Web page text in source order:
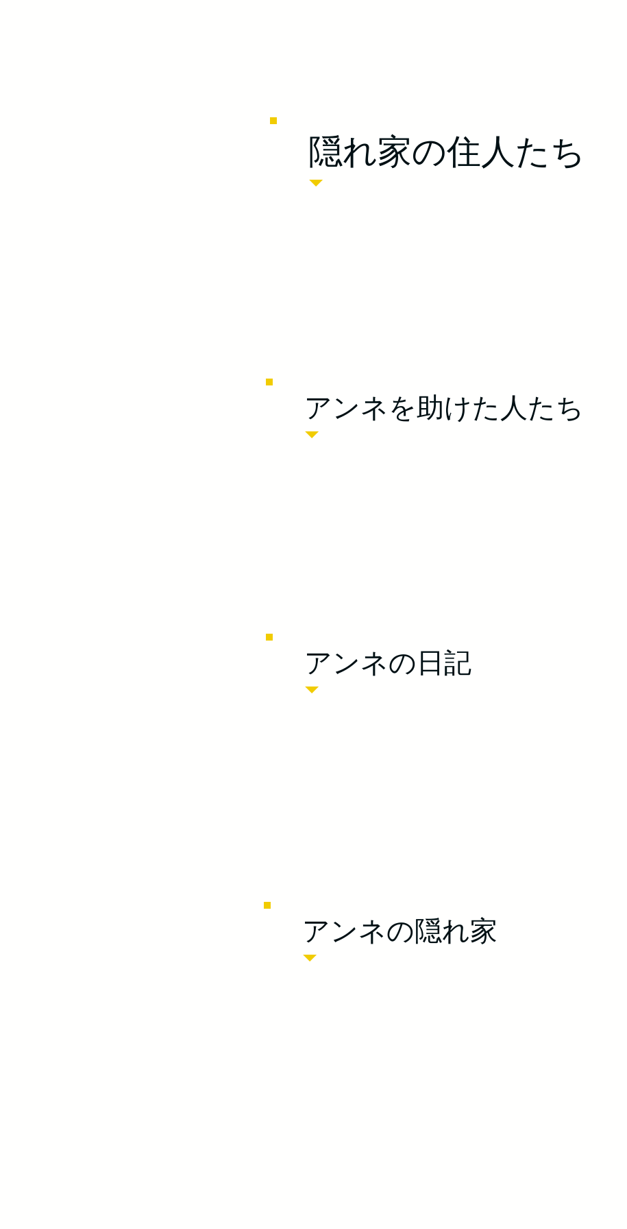
​隠れ家の住人たち
アンネを助けた人たち
アンネの日記
アンネの隠れ家